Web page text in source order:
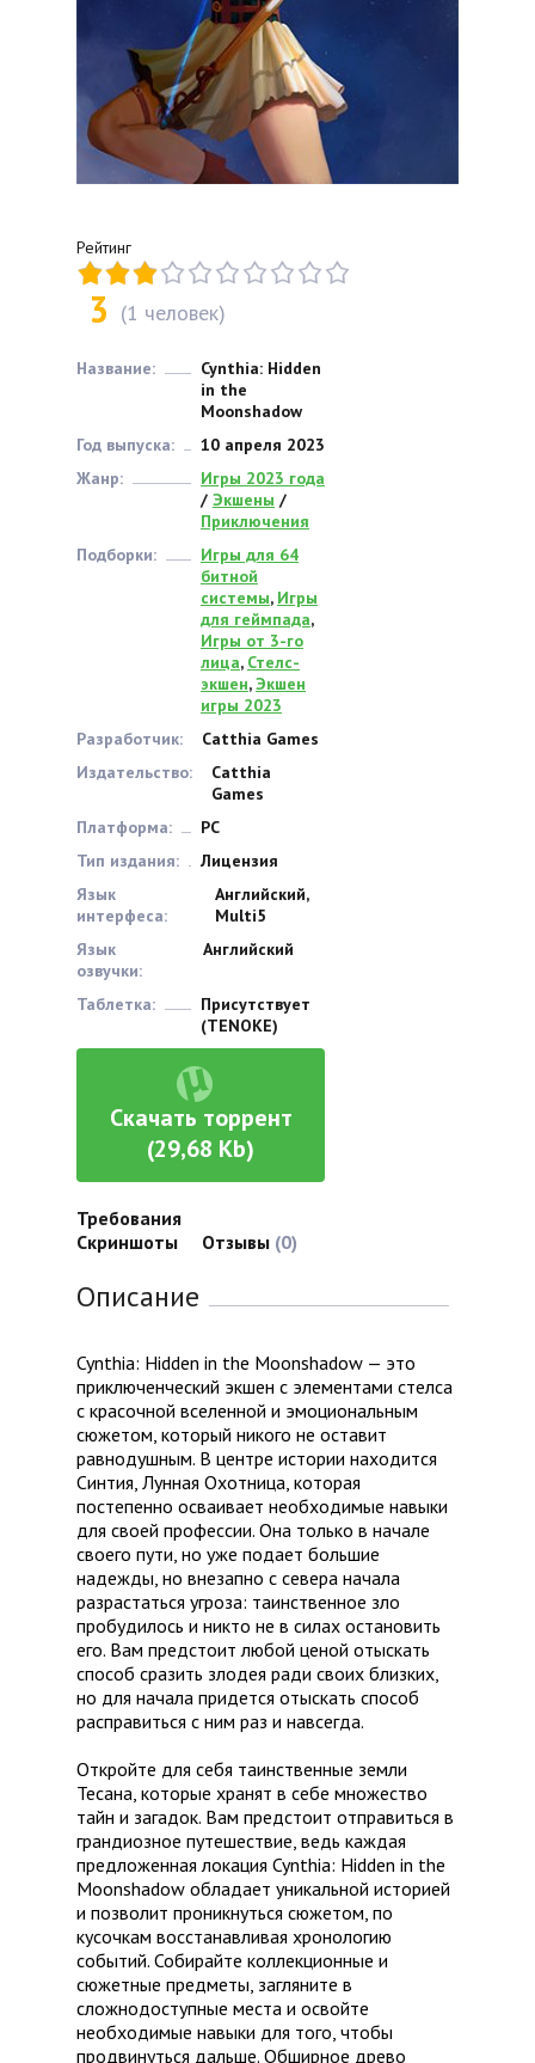
Рейтинг
3 (1 человек)
Название:
Cynthia: Hidden
in the
Moonshadow
Год выпуска:
10 апреля 2023
Жанр:
Игры 2023 года
/ Экшены /
Приключения
Подборки:
Игры для 64
битной
системы, Игры
для геймпада,
Игры от 3-го
лица, Стелс-
экшен,Экшен
игры 2023
Разработчик:
Catthia Games
Издательство:
Catthia
Games
Платформа:
PC
Тип издания:
Лицензия
Язык
интерфеса:
Английский,
Multi5
Язык
озвучки:
Английский
Таблетка:
Присутствует
(TENOKE)
Скачать торрент
(29,68 Kb)
Требования
Скриншоты
Отзывы (0)
Описание
Cynthia: Hidden in the Moonshadow — это
приключенческий экшен с элементами стелса
с красочной вселенной и эмоциональным
сюжетом, который никого не оставит
равнодушным. В центре истории находится
Синтия, Лунная Охотница, которая
постепенно осваивает необходимые навыки
для своей профессии. Она только в начале
своего пути, но уже подает большие
надежды, но внезапно с севера начала
разрастаться угроза: таинственное зло
пробудилось и никто не в силах остановить
его. Вам предстоит любой ценой отыскать
способ сразить злодея ради своих близких,
но для начала придется отыскать способ
расправиться с ним раз и навсегда.
Откройте для себя таинственные земли
Тесана, которые хранят в себе множество
тайн и загадок. Вам предстоит отправиться в
грандиозное путешествие, ведь каждая
предложенная локация Cynthia: Hidden in the
Moonshadow обладает уникальной историей
и позволит проникнуться сюжетом, по
кусочкам восстанавливая хронологию
событий. Собирайте коллекционные и
сюжетные предметы, загляните в
сложнодоступные места и освойте
необходимые навыки для того, чтобы
продвинуться дальше. Обширное древо